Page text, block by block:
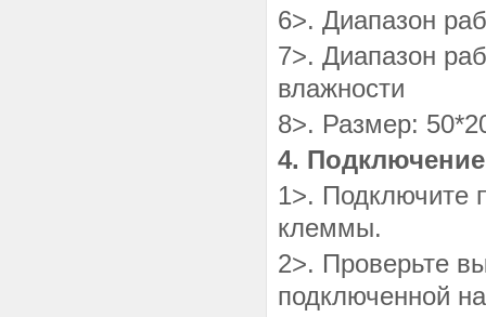
6>. Диапазон
7>. Диапазон
влажности
8>. Размер:
4.
1>. Подключите
клеммы.
2>. Проверьте
подключенной